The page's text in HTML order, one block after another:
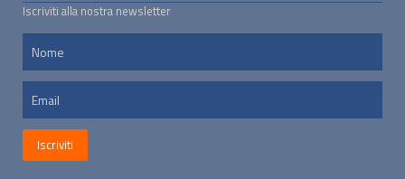
Iscriviti alla nostra newsletter